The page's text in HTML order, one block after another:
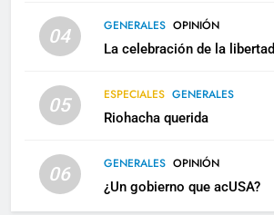
04 GENERALES OPINIÓN
La celebración de la libertad
05 ESPECIALES GENERALES
Riohacha querida
06 GENERALES OPINIÓN
¿Un gobierno que acUSA?